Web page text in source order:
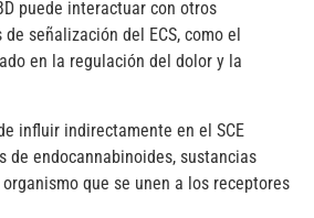
puede interactuar con otros
señalización del ECS, como el
en la regulación del dolor y la
influir indirectamente en el SCE
de endocannabinoides, sustancias
que se unen a los receptores